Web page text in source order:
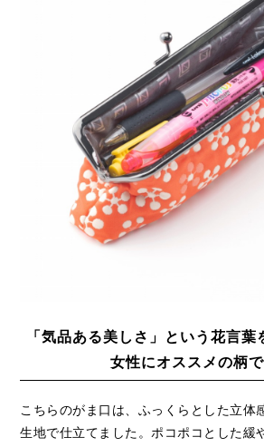
「気品ある美しさ」という花言葉
女性にオススメの柄で
こちらのがま口は、ふっくらとした立体
生地で仕立てました。ポコポコとした緩